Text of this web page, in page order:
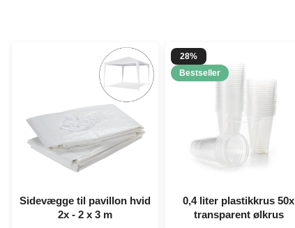
Sidevægge til pavillon hvid
2x - 2 x 3 m
28%
Bestseller
0,4 liter plastikkrus 50x
transparent ølkrus